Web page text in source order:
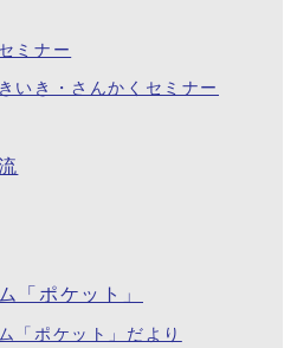
ミナー
いき・さんかくセミナー
「ポケット」
「ポケット」だより